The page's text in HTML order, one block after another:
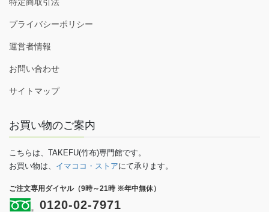
特定商取引法
プライバシーポリシー
運営者情報
お問い合わせ
サイトマップ
お買い物のご案内
こちらは、TAKEFU(竹布)専門館です。
お買い物は、 イマココ・ストアにて承ります。
ご注文専用ダイヤル（9時～21時 ※年中無休）
0120-02-7971